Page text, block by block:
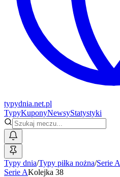
typydnia.net.pl
TypyKuponyNewsyStatystyki
Typy dnia/Typy piłka nożna/Serie A
Serie AKolejka 38